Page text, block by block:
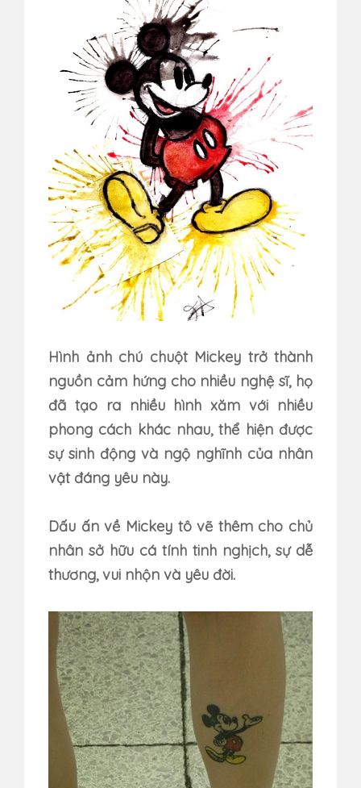
Hình ảnh chú chuột Mickey trở thành
nguồn cảm hứng cho nhiều nghệ sĩ, họ
đã tạo ra nhiều hình xăm với nhiều
phong cách khác nhau, thể hiện được
sự sinh động và ngộ nghĩnh của nhân
vật đáng yêu này.
Dấu ấn về Mickey tô vẽ thêm cho chủ
nhân sở hữu cá tính tinh nghịch, sự dễ
thương, vui nhộn và yêu đời.